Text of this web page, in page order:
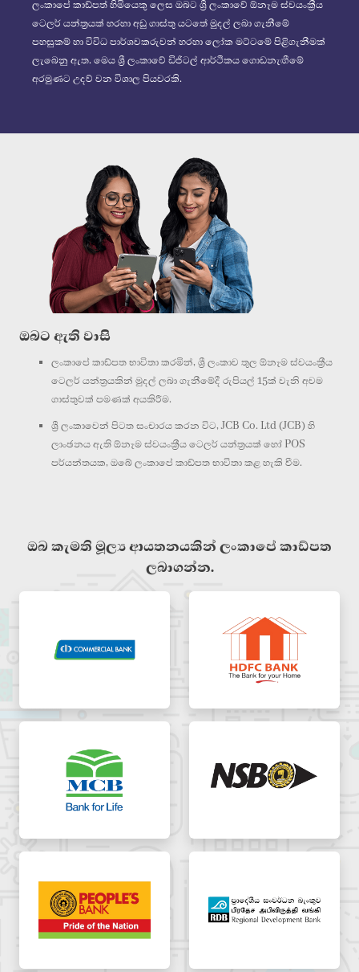
ලංකාපේ කාඩ්පත් හිමියෙකු ලෙස ඔබට ශ්‍රී ලංකාවේ ඕනෑම ස්වයංක්‍රීය
ටෙලර් යන්ත්‍රයක් හරහා අඩු ගාස්තු යටතේ මුදල් ලබා ගැනීමේ
පහසුකම් හා විවිධ පාර්ශවකරුවන් හරහා ලෝක මට්ටමේ පිළිගැනීමක්
ලැබෙනු ඇත. මෙය ශ්‍රී ලංකාවේ ඩිජිටල් ආර්ථිකය ගොඩනැඟීමේ
අරමුණට උදව් වන විශාල පියවරකි.
ඔබට ඇති වාසි
ලංකාපේ කාඩ්පත භාවිතා කරමින්, ශ්‍රී ලංකාව තුල ඕනෑම ස්වයංක්‍රීය
ටෙලර් යන්ත්‍රයකින් මුදල් ලබා ගැනීමේදී රුපියල් 15ක් වැනි අවම
ගාස්තුවක් පමණක් අයකිරීම.
ශ්‍රී ලංකාවෙන් පිටත සංචාරය කරන විට, JCB Co. Ltd (JCB) හි
ලාංඡනය ඇති ඕනෑම ස්වයංක්‍රීය ටෙලර් යන්ත්‍රයක් හෝ POS
පර්යන්තයක, ඔබේ ලංකාපේ කාඩ්පත භාවිතා කළ හැකි වීම.
ඔබ කැමති මූල්‍ය ආයතනයකින් ලංකාපේ කාඩ්පත
ලබාගන්න.